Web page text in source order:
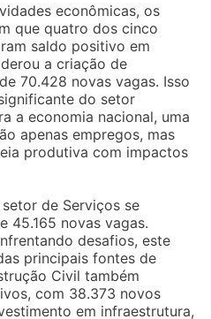
econômicas, os
que quatro dos cinco
saldo positivo em
a criação de
70.428 novas vagas. Isso
do setor
a economia nacional, uma
apenas empregos, mas
produtiva com impactos
de Serviços se
45.165 novas vagas.
desafios, este
principais fontes de
Civil também
com 38.373 novos
em infraestrutura,